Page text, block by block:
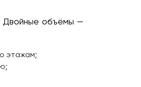
Двойные объёмы —
этажам;